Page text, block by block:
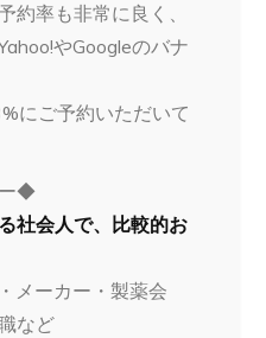
約率も非常に良く、
やGoogleのバナ
にご予約いただいて
◆
社会人で、比較的お
メーカー・製薬会
など